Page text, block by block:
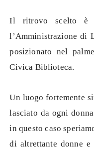
Il ritrovo scelto è
l’Amministrazione di
posizionato nel
Civica Biblioteca.
Un luogo fortemente
lasciato da ogni
in questo caso
di altrettante donne